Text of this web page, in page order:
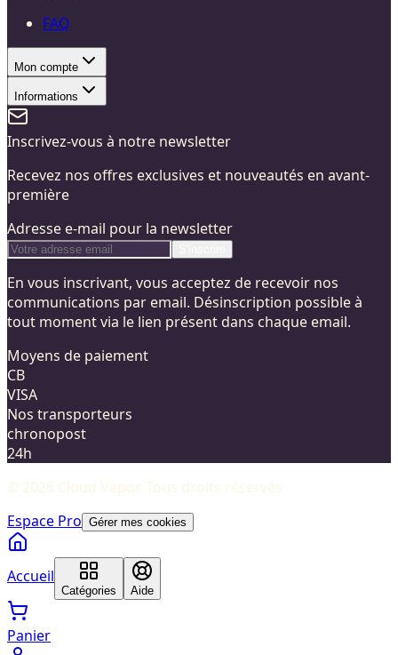
FAQ
Mon compte
Informations
Inscrivez-vous à notre newsletter
Recevez nos offres exclusives et nouveautés en avant-
première
Adresse e-mail pour la newsletter
En vous inscrivant, vous acceptez de recevoir nos
communications par email. Désinscription possible à
tout moment via le lien présent dans chaque email.
Moyens de paiement
CB
VISA
Nos transporteurs
chronopost
24h
© 2026 Cloud Vapor. Tous droits réservés.
Espace Pro Gérer mes cookies
Accueil
Catégories Aide
Panier